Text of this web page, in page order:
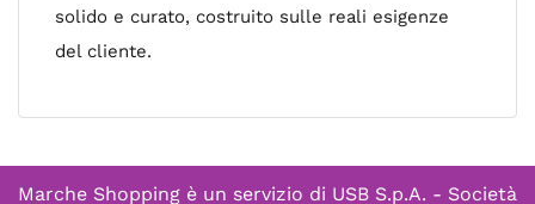
solido e curato, costruito sulle reali esigenze
del cliente.
Marche Shopping è un servizio di USB S.p.A. - Società